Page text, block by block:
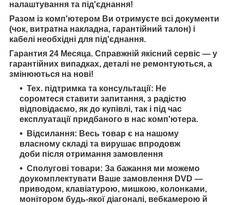
налаштування та під'єднання!
Разом із комп'ютером Ви отримуєте всі документи
(чок, витратна накладна, гарантійний талон) і
кабелі необхідні для під'єднання.
Гарантия 24 Месяца. Справжній якісний сервіс — у
гарантійних випадках, деталі не ремонтуються, а
змінюються на нові!
Тех. підтримка та консультації: Не
соромтеся ставити запитання, з радістю
відповідаємо, як до купівлі, так і під час
експлуатації придбаного в нас комп'ютера.
Відсилання: Весь товар є на нашому
власному складі та вирушає впродовж
доби після отримання замовлення
Сполугові товари: За бажання ми можемо
доукомплектувати Ваше замовлення DVD —
приводом, клавіатурою, мишкою, колонками,
монітором будь-якої діагоналі, вебкамерою й